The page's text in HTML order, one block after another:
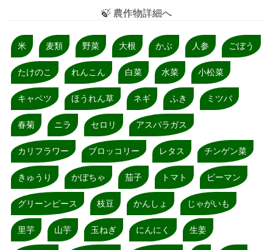
🍃 農作物詳細へ
米 麦類 野菜 大根 かぶ 人参 ごぼう
たけのこ れんこん 白菜 水菜 小松菜
キャベツ ほうれん草 ネギ ふき ミツバ
春菊 ニラ セロリ アスパラガス
カリフラワー ブロッコリー レタス チンゲン菜
きゅうり かぼちゃ 茄子 トマト ピーマン
グリーンピース 枝豆 かんしょ じゃがいも
里芋 山芋 玉ねぎ にんにく 生姜